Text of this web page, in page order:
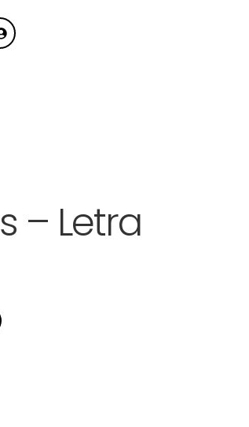
– Letra